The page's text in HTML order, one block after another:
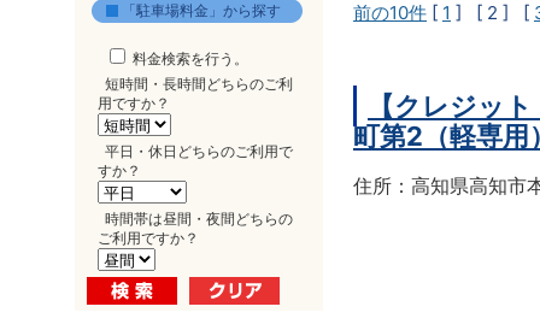
「駐車場料金」から探す
料金検索を行う。
短時間・長時間どちらのご利
用ですか？
平日・休日どちらのご利用で
すか？
時間帯は昼間・夜間どちらの
ご利用ですか？
前の10件 [ 1 ] [ 2 ] [
【クレジッ
町第2（軽専用
住所：高知県高知市